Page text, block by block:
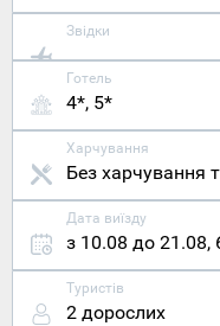
Звідки
Готель
4*, 5*
Харчування
Без харчування
Дата виїзду
з 10.08 до 21.08,
Туристів
2 дорослих